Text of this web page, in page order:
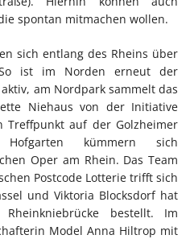
spontan mitmachen wollen.
sich entlang des Rheins über
ist im Norden erneut der
am Nordpark sammelt das
Niehaus von der Initiative
Treffpunkt auf der Golzheimer
kümmern sich
Oper am Rhein. Das Team
Postcode Lotterie trifft sich
und Viktoria Blocksdorf hat
bestellt. Im
Model Anna Hiltrop mit